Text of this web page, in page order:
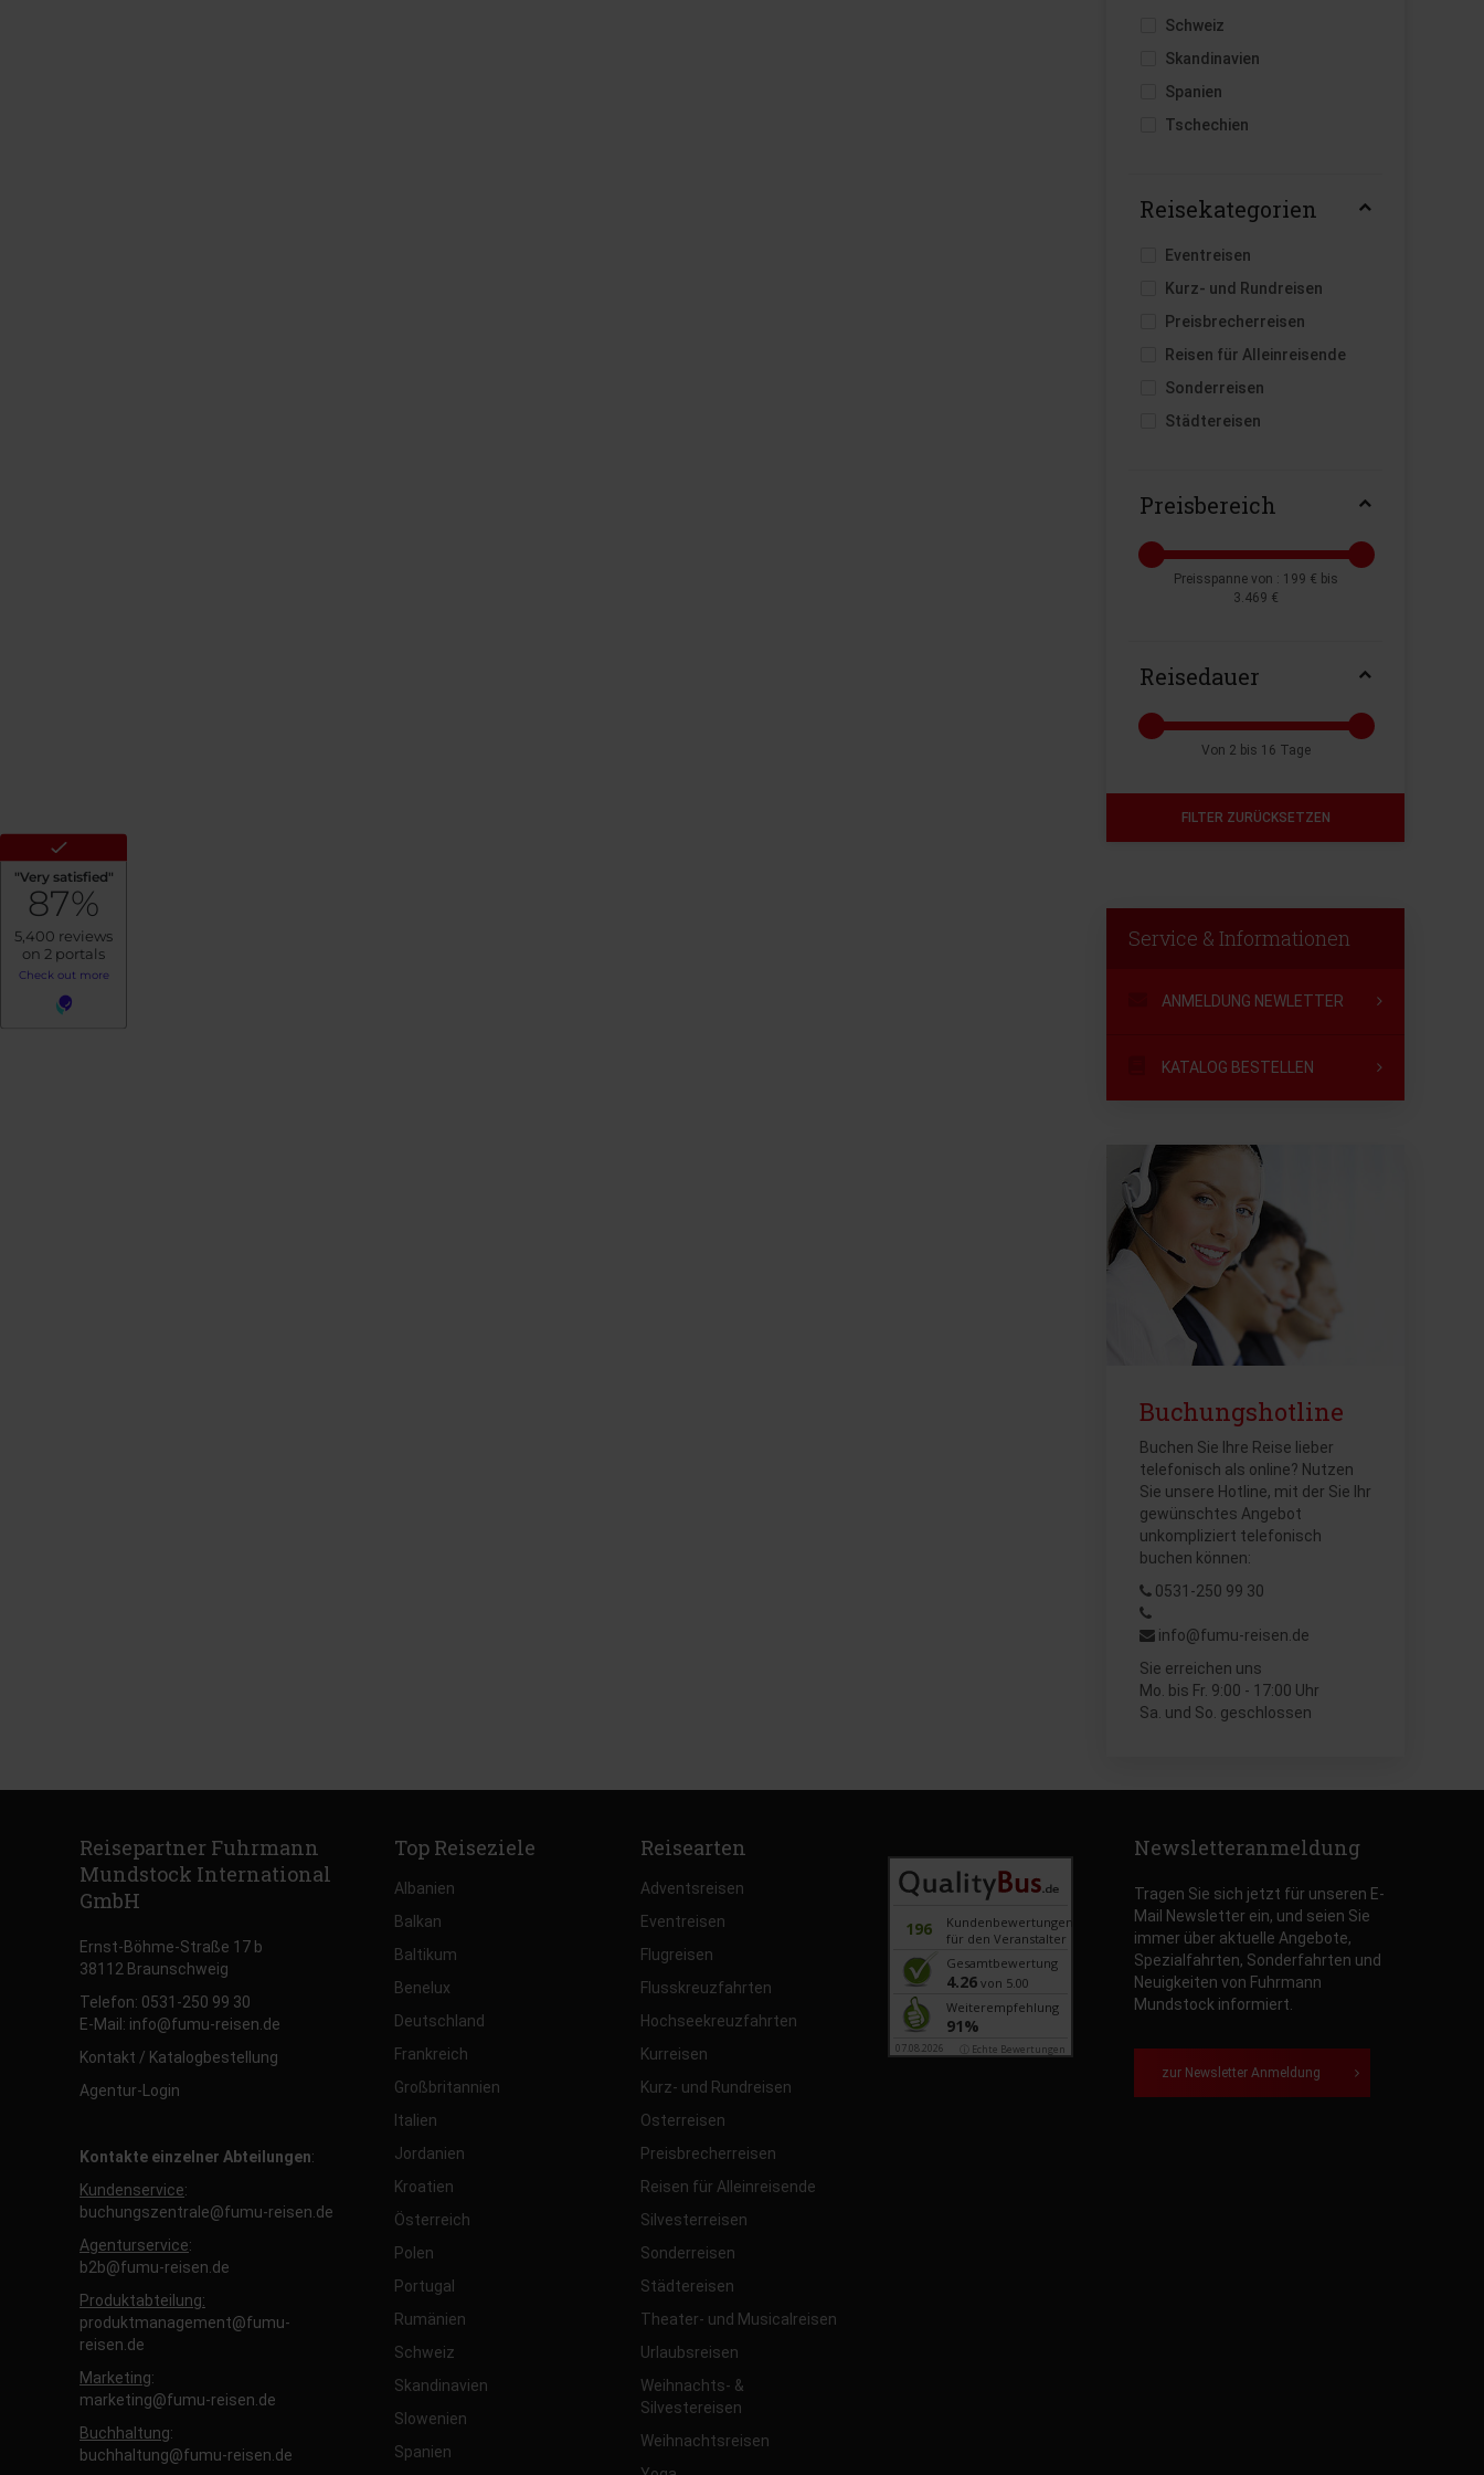
Schweiz
Skandinavien
Spanien
Tschechien
Reisekategorien
Eventreisen
Kurz- und Rundreisen
Preisbrecherreisen
Reisen für Alleinreisende
Sonderreisen
Städtereisen
Preisbereich
Preisspanne von : 199 € bis
3.469 €
Reisedauer
Von 2 bis 16 Tage
Service & Informationen
ANMELDUNG NEWLETTER
KATALOG BESTELLEN
Buchungshotline
Buchen Sie Ihre Reise lieber
telefonisch als online? Nutzen
Sie unsere Hotline, mit der Sie Ihr
gewünschtes Angebot
unkompliziert telefonisch
buchen können:
0531-250 99 30
info@fumu-reisen.de
Sie erreichen uns
Mo. bis Fr. 9:00 - 17:00 Uhr
Sa. und So. geschlossen
Reisepartner Fuhrmann
Mundstock International
GmbH
Ernst-Böhme-Straße 17 b
38112 Braunschweig
Telefon: 0531-250 99 30
E-Mail: info@fumu-reisen.de
Kontakt / Katalogbestellung
Agentur-Login
Kontakte einzelner Abteilungen:
Kundenservice:
buchungszentrale@fumu-reisen.de
Agenturservice:
b2b@fumu-reisen.de
Produktabteilung:
produktmanagement@fumu-
reisen.de
Marketing:
marketing@fumu-reisen.de
Buchhaltung:
buchhaltung@fumu-reisen.de
Top Reiseziele
Albanien
Balkan
Baltikum
Benelux
Deutschland
Frankreich
Großbritannien
Italien
Jordanien
Kroatien
Österreich
Polen
Portugal
Rumänien
Schweiz
Skandinavien
Slowenien
Spanien
Reisearten
Adventsreisen
Eventreisen
Flugreisen
Flusskreuzfahrten
Hochseekreuzfahrten
Kurreisen
Kurz- und Rundreisen
Osterreisen
Preisbrecherreisen
Reisen für Alleinreisende
Silvesterreisen
Sonderreisen
Städtereisen
Theater- und Musicalreisen
Urlaubsreisen
Weihnachts- &
Silvestereisen
Weihnachtsreisen
196
Kundenbewertungen
für den Veranstalter
Gesamtbewertung
4.26von 5.00
Weiterempfehlung
91%
07.08.2026 ⓘ Echte Bewertungen
Newsletteranmeldung
Tragen Sie sich jetzt für unseren E-
Mail Newsletter ein, und seien Sie
immer über aktuelle Angebote,
Spezialfahrten, Sonderfahrten und
Neuigkeiten von Fuhrmann
Mundstock informiert.
zur Newsletter Anmeldung